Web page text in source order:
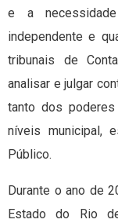
e a
independente e
tribunais de
analisar e julgar
tanto dos
níveis municipal,
Público.
Durante o ano de
Estado do Rio